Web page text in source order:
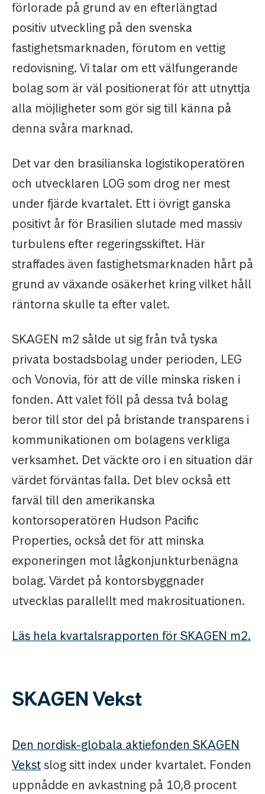
förlorade på grund av en efterlängtad
positiv utveckling på den svenska
fastighetsmarknaden, förutom en vettig
redovisning. Vi talar om ett välfungerande
bolag som är väl positionerat för att utnyttja
alla möjligheter som gör sig till känna på
denna svåra marknad.
Det var den brasilianska logistikoperatören
och utvecklaren LOG som drog ner mest
under fjärde kvartalet. Ett i övrigt ganska
positivt år för Brasilien slutade med massiv
turbulens efter regeringsskiftet. Här
straffades även fastighetsmarknaden hårt på
grund av växande osäkerhet kring vilket håll
räntorna skulle ta efter valet.
SKAGEN m2 sålde ut sig från två tyska
privata bostadsbolag under perioden, LEG
och Vonovia, för att de ville minska risken i
fonden. Att valet föll på dessa två bolag
beror till stor del på bristande transparens i
kommunikationen om bolagens verkliga
verksamhet. Det väckte oro i en situation där
värdet förväntas falla. Det blev också ett
farväl till den amerikanska
kontorsoperatören Hudson Pacific
Properties, också det för att minska
exponeringen mot lågkonjunkturbenägna
bolag. Värdet på kontorsbyggnader
utvecklas parallellt med makrosituationen.
Läs hela kvartalsrapporten för SKAGEN m2.
SKAGEN Vekst
Den nordisk-globala aktiefonden SKAGEN
Vekstslog sitt index under kvartalet. Fonden
uppnådde en avkastning på 10,8 procent